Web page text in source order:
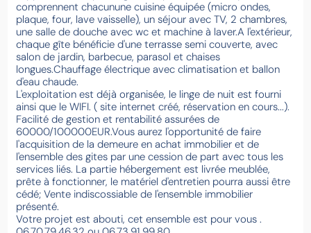
comprennent chacunune cuisine équipée (micro ondes,
plaque, four, lave vaisselle), un séjour avec TV, 2 chambres,
une salle de douche avec wc et machine à laver.A l'extérieur,
chaque gîte bénéficie d'une terrasse semi couverte, avec
salon de jardin, barbecue, parasol et chaises
longues.Chauffage électrique avec climatisation et ballon
d'eau chaude.
L'exploitation est déjà organisée, le linge de nuit est fourni
ainsi que le WIFI. ( site internet créé, réservation en cours...).
Facilité de gestion et rentabilité assurées de
60000/100000EUR.Vous aurez l'opportunité de faire
l'acquisition de la demeure en achat immobilier et de
l'ensemble des gites par une cession de part avec tous les
services liés. La partie hébergement est livrée meublée,
prête à fonctionner, le matériel d'entretien pourra aussi être
cédé; Vente indiscossiable de l'ensemble immobilier
présenté.
Votre projet est abouti, cet ensemble est pour vous .